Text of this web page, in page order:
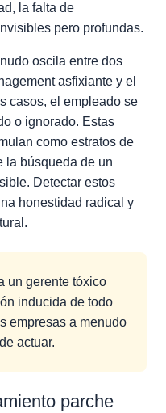
la falta de
pero profundas.
oscila entre dos
asfixiante y el
casos, el empleado se
o ignorado. Estas
como estratos de
la búsqueda de un
Detectar estos
honestidad radical y
un gerente tóxico
inducida de todo
empresas a menudo
actuar.
parche